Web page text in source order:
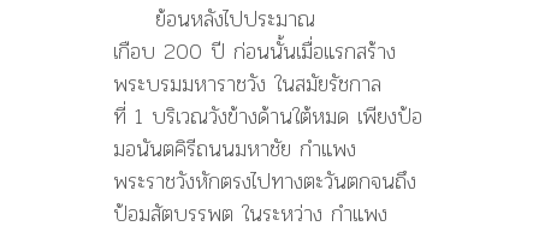
ย้อนหลังไปประมาณ
เกือบ 200 ปี ก่อนนั้นเมื่อแรกสร้าง
พระบรมมหาราชวัง ในสมัยรัชกาล
ที่ 1 บริเวณวังข้างด้านใต้หมด เพียงป้อ
มอนันตคิรีถนนมหาชัย กำแพง
พระราชวังหักตรงไปทางตะวันตกจนถึง
ป้อมสัตบรรพต ในระหว่าง กำแพง